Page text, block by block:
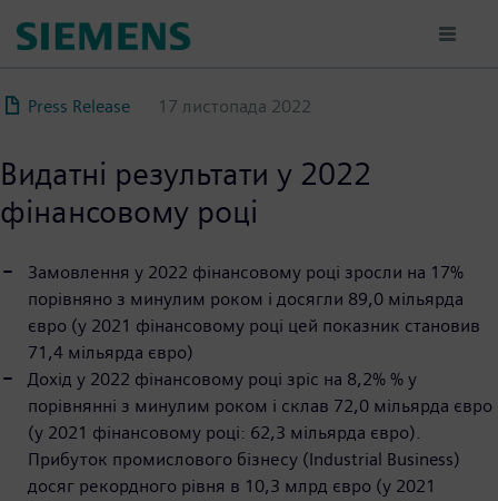
до
вмісту
Press Release 17 листопада 2022
Видатні результати у 2022
фінансовому році
Замовлення у 2022 фінансовому році зросли на 17%
порівняно з минулим роком і досягли 89,0 мільярда
євро (у 2021 фінансовому році цей показник становив
71,4 мільярда євро)
Дохід у 2022 фінансовому році зріс на 8,2% % у
порівнянні з минулим роком і склав 72,0 мільярда євро
(у 2021 фінансовому році: 62,3 мільярда євро).
Прибуток промислового бізнесу (Industrial Business)
досяг рекордного рівня в 10,3 млрд євро (у 2021